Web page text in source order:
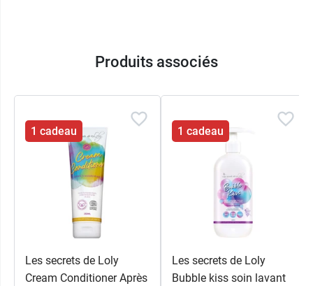
Produits associés
1 cadeau
Les secrets de Loly
Cream Conditioner Après
1 cadeau
Les secrets de Loly
Bubble kiss soin lavant